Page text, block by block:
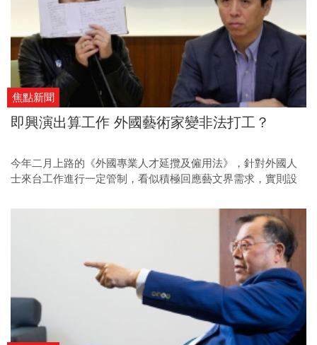
焦點新聞
即興演出算工作 外國藝術家變非法打工？
今年二月上路的《外國專業人才延攬及僱用法》，針對外國人
士來台工作進行一定管制，看似積極回應藝文界需求，實則設
大感吃不消！